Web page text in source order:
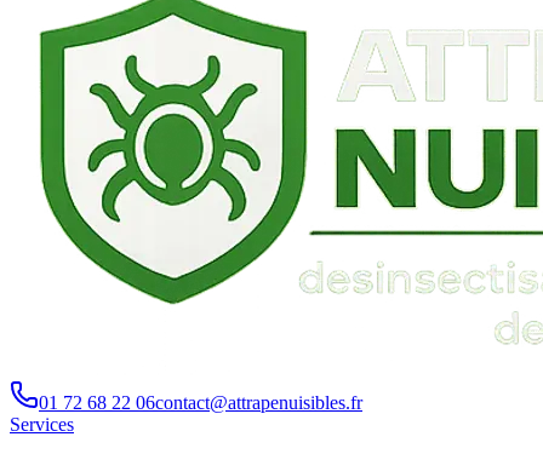
01 72 68 22 06contact@attrapenuisibles.fr
Services